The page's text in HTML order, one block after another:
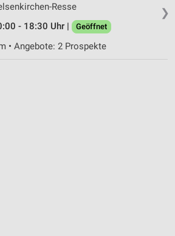
❯
Resse
- 18:30 Uhr |
Geöffnet
• Angebote: 2 Prospekte